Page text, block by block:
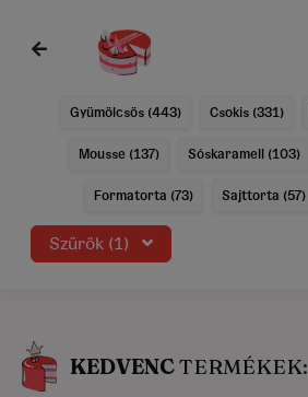
Gyümölcsös (443) Csokis (331)
Mousse (137) Sóskaramell (103)
Formatorta (73) Sajttorta (57)
Szűrők (1)
KEDVENCTERMÉKEK: